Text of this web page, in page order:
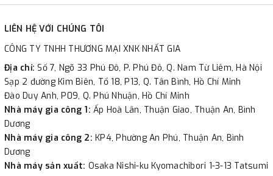
LIÊN HỆ VỚI CHÚNG TÔI
CÔNG TY TNHH THƯƠNG MẠI XNK NHẤT GIA
Địa chỉ:Số 7, Ngõ 33 Phú Đô, P. Phú Đô, Q. Nam Từ Liêm, Hà Nội
Sạp 2 đường Kim Biên, Tổ 18, P13, Q. Tân Bình, Hồ Chí Minh
Đào Duy Anh, P09, Q. Phú Nhuận, Hồ Chí Minh
Nhà máy gia công 1: Ấp Hoà Lân, Thuận Giao, Thuận An, Bình
Dương
Nhà máy gia công 2: KP4, Phường An Phú, Thuận An, Bình
Dương
Nhà máy sản xuất: Osaka Nishi-ku Kyomachibori 1-3-13 Tatsumi